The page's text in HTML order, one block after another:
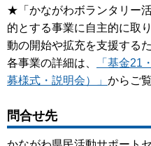
★「かながわボランタリー
的とする事業に自主的に取
動の開始や拡充を支援する
各事業の詳細は、
「基金21
募様式・説明会）」 からご
問合せ先